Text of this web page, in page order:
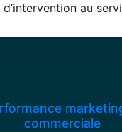
au
commerciale